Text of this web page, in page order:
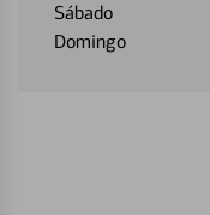
Sábado
Domingo